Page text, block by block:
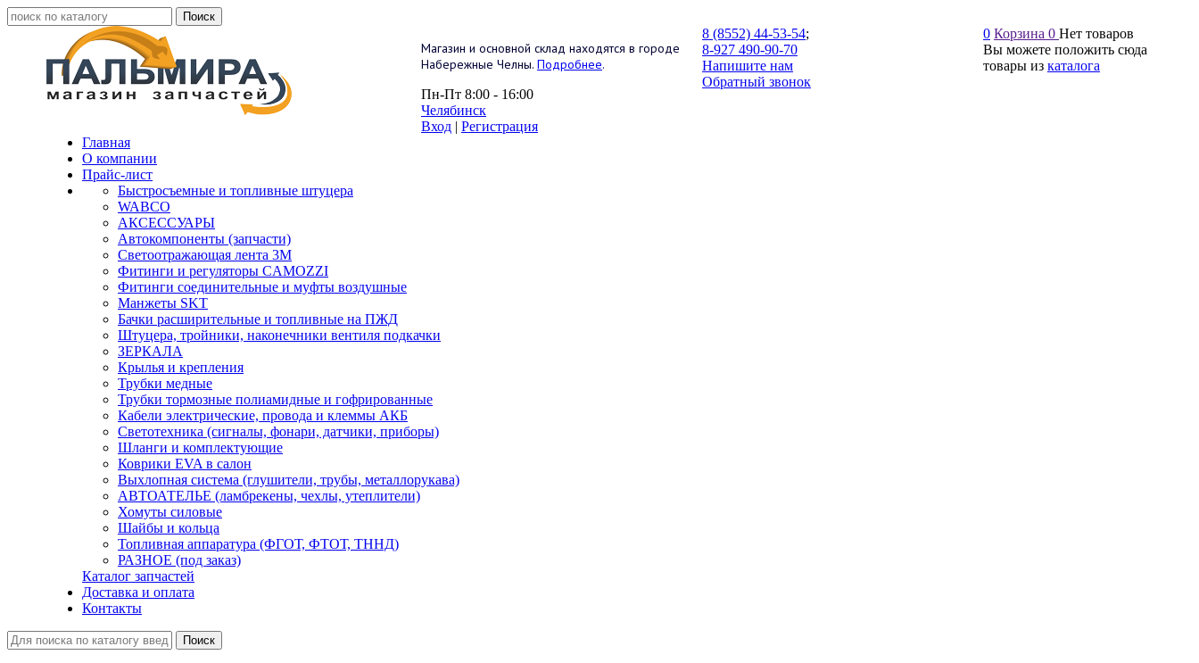
Магазин и основной склад находятся в городе
Набережные Челны. Подробнее.
Пн-Пт 8:00 - 16:00
Челябинск
Вход | Регистрация
8 (8552) 44-53-54;
8-927 490-90-70
Напишите нам
Обратный звонок
0 Корзина 0 Нет товаров
Вы можете положить сюда
товары из каталога
Главная
О компании
Прайс-лист
Быстросъемные и топливные штуцера
WABCO
АКСЕССУАРЫ
Автокомпоненты (запчасти)
Светоотражающая лента 3М
Фитинги и регуляторы CAMOZZI
Фитинги соединительные и муфты воздушные
Манжеты SKT
Бачки расширительные и топливные на ПЖД
Штуцера, тройники, наконечники вентиля подкачки
ЗЕРКАЛА
Крылья и крепления
Трубки медные
Трубки тормозные полиамидные и гофрированные
Кабели электрические, провода и клеммы АКБ
Светотехника (сигналы, фонари, датчики, приборы)
Шланги и комплектующие
Коврики EVA в салон
Выхлопная система (глушители, трубы, металлорукава)
АВТОАТЕЛЬЕ (ламбрекены, чехлы, утеплители)
Хомуты силовые
Шайбы и кольца
Топливная аппаратура (ФГОТ, ФТОТ, ТННД)
РАЗНОЕ (под заказ)
Каталог запчастей
Доставка и оплата
Контакты